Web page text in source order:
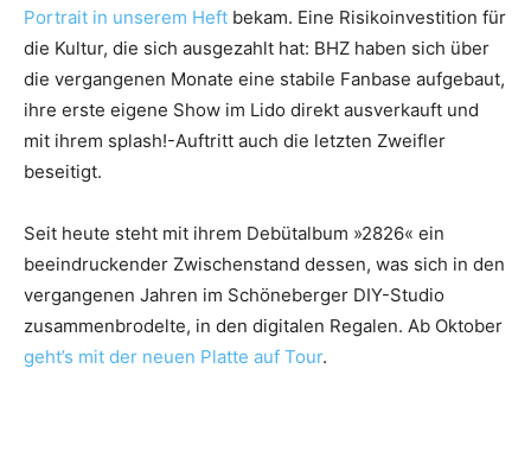
Portrait in unserem Heft bekam. Eine Risikoinvestition für
die Kultur, die sich ausgezahlt hat: BHZ haben sich über
die vergangenen Monate eine stabile Fanbase aufgebaut,
ihre erste eigene Show im Lido direkt ausverkauft und
mit ihrem splash!-Auftritt auch die letzten Zweifler
beseitigt.
Seit heute steht mit ihrem Debütalbum »2826« ein
beeindruckender Zwischenstand dessen, was sich in den
vergangenen Jahren im Schöneberger DIY-Studio
zusammenbrodelte, in den digitalen Regalen. Ab Oktober
geht’s mit der neuen Platte auf Tour.